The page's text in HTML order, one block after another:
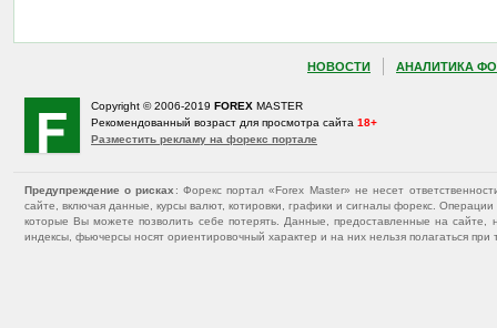
НОВОСТИ АНАЛИТИКА
Copyright © 2006-2019 FOREX MASTER
Рекомендованный возраст для просмотра сайта 18+
Разместить рекламу на форекс портале
Предупреждение о рисках : Форекс портал «Forex Master» не несет
сайте, включая данные, курсы валют, котировки, графики и сигналы форекс.
которые Вы можете позволить себе потерять. Данные, предоставленные на
индексы, фьючерсы носят ориентировочный характер и на них нельзя полагаться при